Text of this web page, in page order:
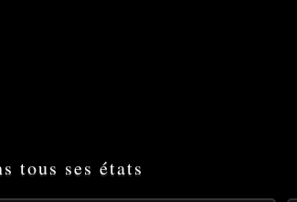
tous ses états